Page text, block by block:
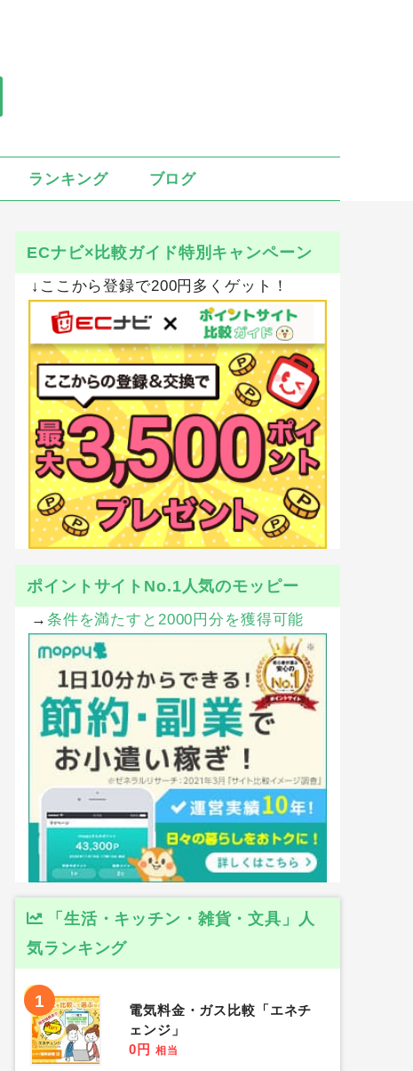
ランキング ブログ
ECナビ×比較ガイド特別キャンペーン
↓ここから登録で200円多くゲット！
ポイントサイトNo.1人気のモッピー
→ 条件を満たすと2000円分を獲得可能
「生活・キッチン・雑貨・文具」人
気ランキング
1
電気料金・ガス比較「エネチ
ェンジ」
0円 相当